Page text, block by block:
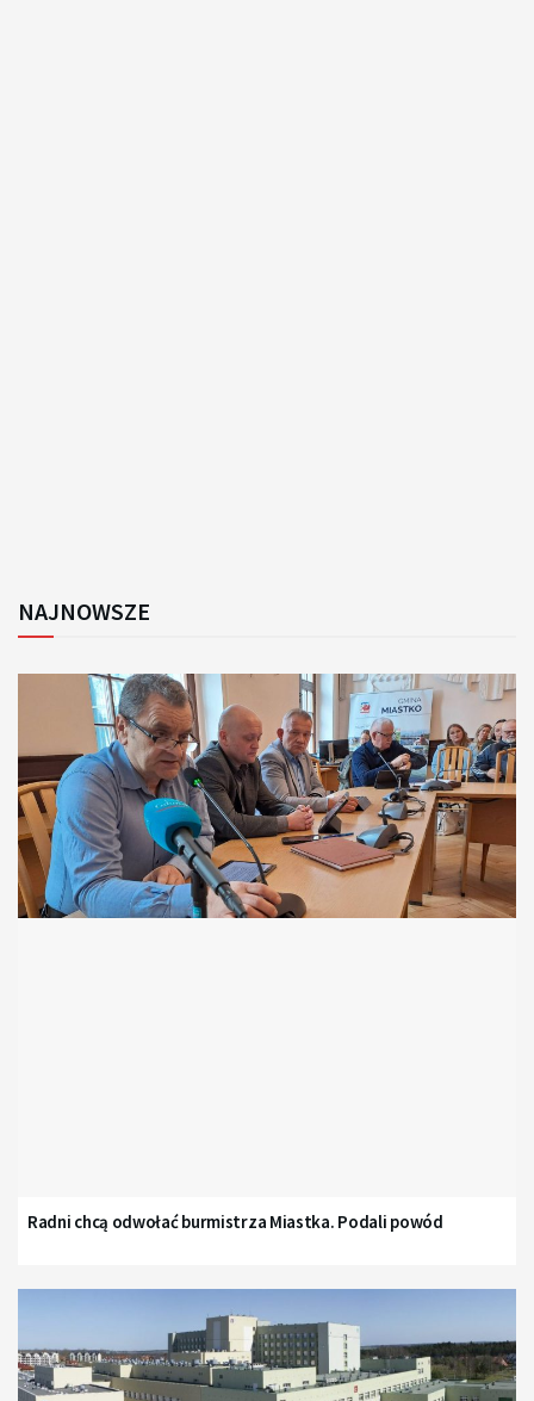
NAJNOWSZE
Radni chcą odwołać burmistrza Miastka. Podali powód